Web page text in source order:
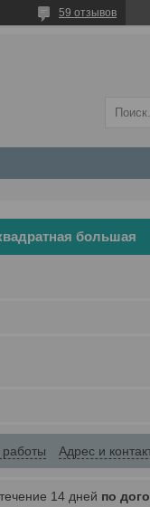
59 отзывов
большая
Адрес и
14 дней по